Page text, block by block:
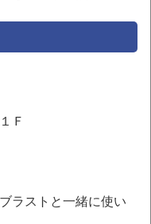
Ｆ
ラストと一緒に使い